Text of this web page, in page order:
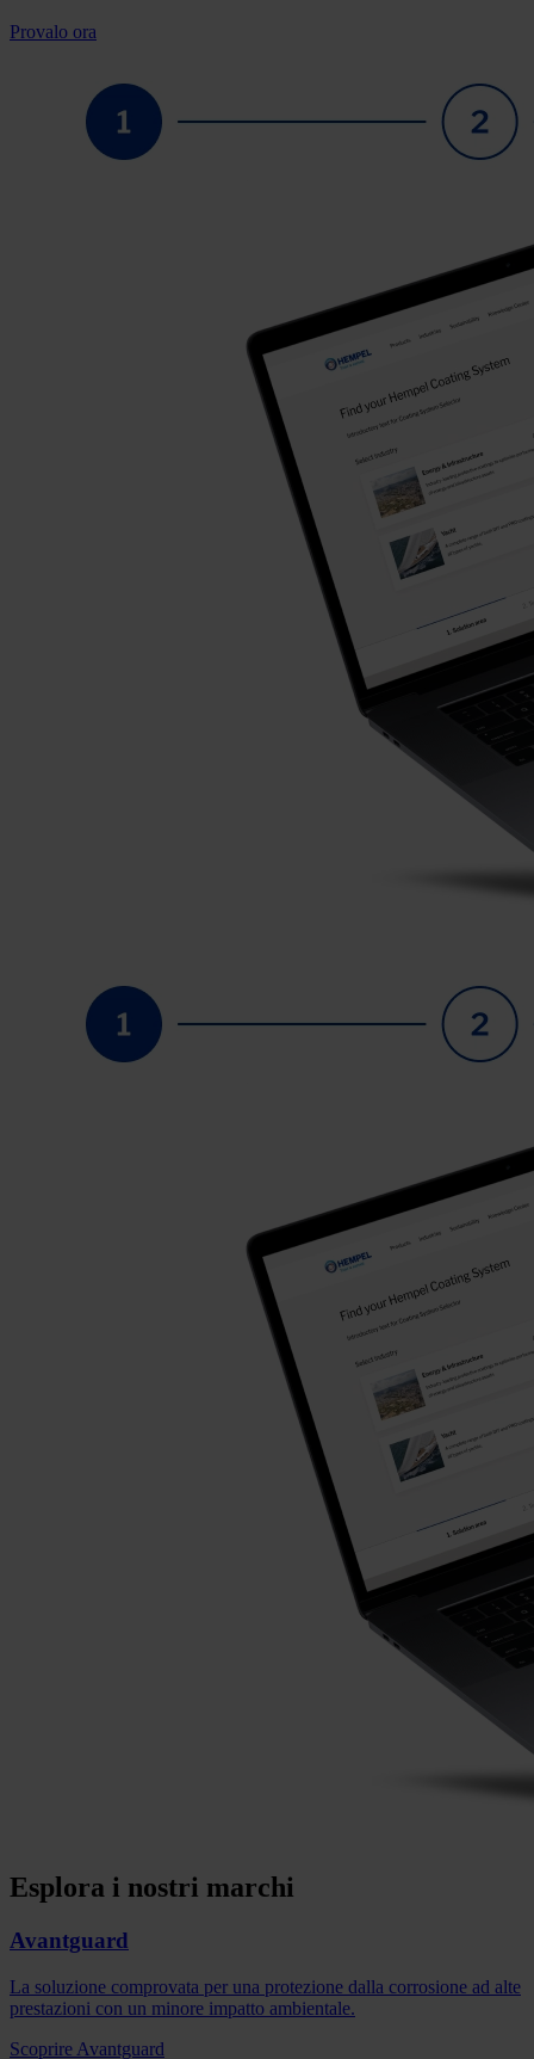
Provalo ora
Esplora i nostri marchi
Avantguard
La soluzione comprovata per una protezione dalla corrosione ad alte
prestazioni con un minore impatto ambientale.
Scoprire Avantguard